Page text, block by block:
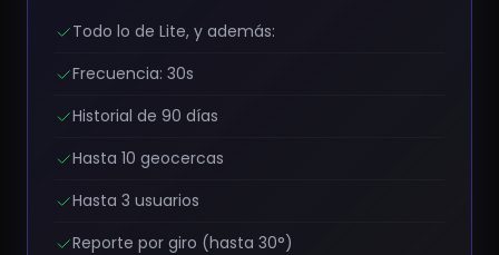
Todo lo de Lite, y además:
Frecuencia: 30s
Historial de 90 días
Hasta 10 geocercas
Hasta 3 usuarios
Reporte por giro (hasta 30°)